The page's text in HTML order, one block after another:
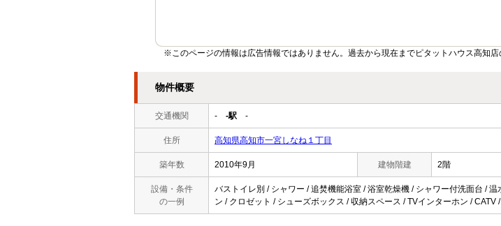
※このページの情報は広告情報ではありません。過去から現在までピタットハウス高知
物件概要
交通機関 - -駅 -
住所 高知県高知市一宮しなね１丁目
築年数 2010年9月 建物階建 2階
設備・条件
の一例
バストイレ別 / シャワー / 追焚機能浴室 / 浴室乾燥機 / シャワー付洗面台 /
ン / クロゼット / シューズボックス / 収納スペース / TVインターホン / CATV